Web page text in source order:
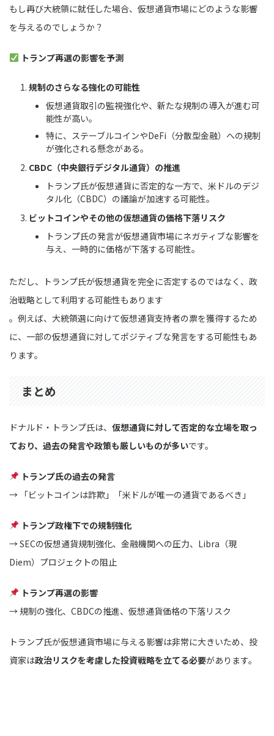
もし再び大統領に就任した場合、仮想通貨市場にどのような影響
を与えるのでしょうか？
トランプ再選の影響を予測
規制のさらなる強化の可能性
仮想通貨取引の監視強化や、新たな規制の導入が進む可
能性が高い。
特に、ステーブルコインやDeFi（分散型金融）への規制
が強化される懸念がある。
CBDC（中央銀行デジタル通貨）の推進
トランプ氏が仮想通貨に否定的な一方で、米ドルのデジ
タル化（CBDC）の議論が加速する可能性。
ビットコインやその他の仮想通貨の価格下落リスク
トランプ氏の発言が仮想通貨市場にネガティブな影響を
与え、一時的に価格が下落する可能性。
ただし、トランプ氏が仮想通貨を完全に否定するのではなく、政
治戦略として利用する可能性もあります
。例えば、大統領選に向けて仮想通貨支持者の票を獲得するため
に、一部の仮想通貨に対してポジティブな発言をする可能性もあ
ります。
まとめ
ドナルド・トランプ氏は、 仮想通貨に対して否定的な立場を取っ
ており、過去の発言や政策も厳しいものが多いです。
トランプ氏の過去の発言
→ 「ビットコインは詐欺」「米ドルが唯一の通貨であるべき」
トランプ政権下での規制強化
→ SECの仮想通貨規制強化、金融機関への圧力、Libra（現
Diem）プロジェクトの阻止
トランプ再選の影響
→ 規制の強化、CBDCの推進、仮想通貨価格の下落リスク
トランプ氏が仮想通貨市場に与える影響は非常に大きいため、投
資家は政治リスクを考慮した投資戦略を立てる必要があります。